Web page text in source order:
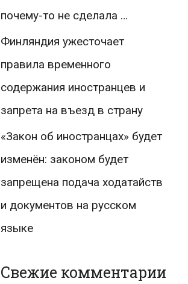
почему-то не сделала …
Финляндия ужесточает
правила временного
содержания иностранцев и
запрета на въезд в страну
«Закон об иностранцах» будет
изменён: законом будет
запрещена подача ходатайств
и документов на русском
языке
Свежие комментарии